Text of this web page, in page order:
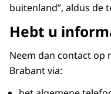
buitenland”, aldus de
Hebt u
Neem dan contact op
Brabant via: